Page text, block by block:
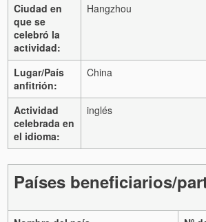
Ciudad en
que se
celebró la
actividad:
Hangzhou
Lugar/País
anfitrión:
China
Actividad
celebrada en
el idioma:
inglés
Países beneficiarios/